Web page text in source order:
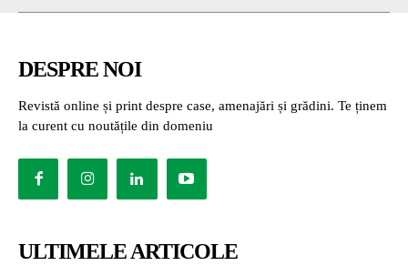
DESPRE NOI
Revistă online și print despre case, amenajări și grădini. Te ținem
la curent cu noutățile din domeniu
ULTIMELE ARTICOLE